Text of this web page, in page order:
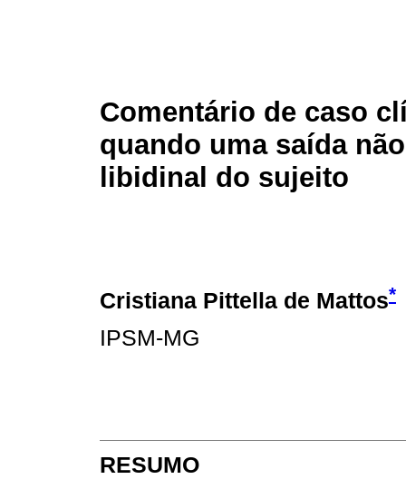
Comentário de caso
quando uma saída
libidinal do sujeito
Cristiana Pittella de Mattos*
IPSM-MG
RESUMO